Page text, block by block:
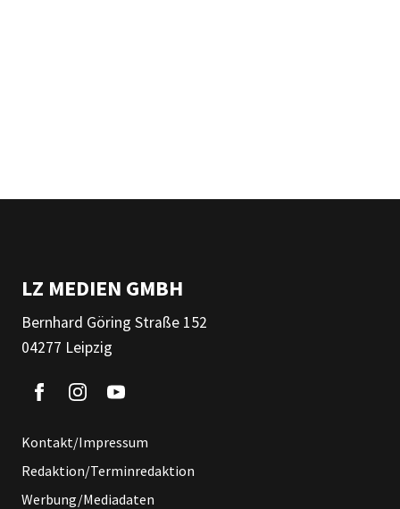
LZ MEDIEN GMBH
Bernhard Göring Straße 152
04277 Leipzig
Kontakt/Impressum
Redaktion/Terminredaktion
Werbung/Mediadaten